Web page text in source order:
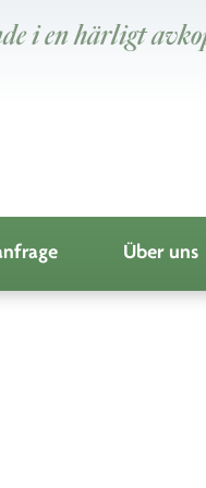
i en härligt
Über uns